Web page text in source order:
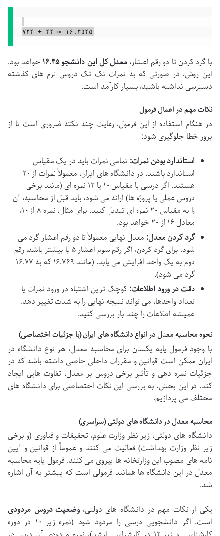
با گرد کردن تا دو رقم اعشار،معدل کل این دانشجو ۱۶.۴۵
خواهد بود.
این روش، در صورتی که به نمرات تک تک دروس ترم های گذشته
دسترسی نداشته باشید، بسیار کارآمد است.
نکات مهم در اعمال فرمول
در هنگام استفاده از این فرمول، رعایت چند نکته ضروری است تا از
بروز خطا جلوگیری شود:
استاندارد بودن نمرات:تمامی نمرات باید در یک مقیاس
استاندارد باشند. در دانشگاه های ایران، معمولاً نمرات از ۲۰
هستند. اگر درسی با مقیاس ۱۰ یا ۱۲ نمره ای (مانند برخی
دروس عملی یا پروژه ها) ارائه می شود، باید قبل از محاسبه، آن
را به مقیاس ۲۰ نمره ای تبدیل کنید. برای مثال، نمره ۸ از ۱۰،
معادل ۱۶ از ۲۰ خواهد بود.
گرد کردن معدل: معدل نهایی معمولاً تا دو رقم اعشار گرد می
شود. برای گرد کردن، اگر رقم سوم اعشار ۵ یا بیشتر باشد، رقم
دوم به یک واحد افزایش می یابد. (مانند ۱۶.۷۶۹ که به ۱۶.۷۷
گرد می شود).
دقت در ورود اطلاعات:کوچک ترین اشتباه در ورود نمرات یا
تعداد واحدها، می تواند نتیجه نهایی را به شدت تغییر دهد.
همیشه اطلاعات را چند بار بررسی کنید.
نحوه محاسبه معدل در انواع دانشگاه های ایران (با جزئیات اختصاصی)
با وجود فرمول پایه یکسان برای محاسبه معدل، هر نوع دانشگاه در
ایران ممکن است قوانین و مقررات داخلی خاصی داشته باشد که در
جزئیات نمره دهی و تأثیر برخی دروس بر معدل، تفاوت هایی ایجاد
کند. در این بخش، به بررسی این نکات اختصاصی برای دانشگاه های
مختلف می پردازیم.
محاسبه معدل در دانشگاه های دولتی (سراسری)
دانشگاه های دولتی، زیر نظر وزارت علوم، تحقیقات و فناوری (و برخی
زیر نظر وزارت بهداشت) فعالیت می کنند و عموماً از قوانین و آیین
نامه های مصوب این وزارتخانه ها پیروی می کنند. فرمول پایه محاسبه
معدل در این دانشگاه ها همانند فرمولی است که پیشتر به آن اشاره
شد.
یکی از نکات مهم در دانشگاه های دولتی، وضعیت دروس مردودی
است. اگر دانشجویی درسی را مردود شود (نمره زیر ۱۰ در دوره